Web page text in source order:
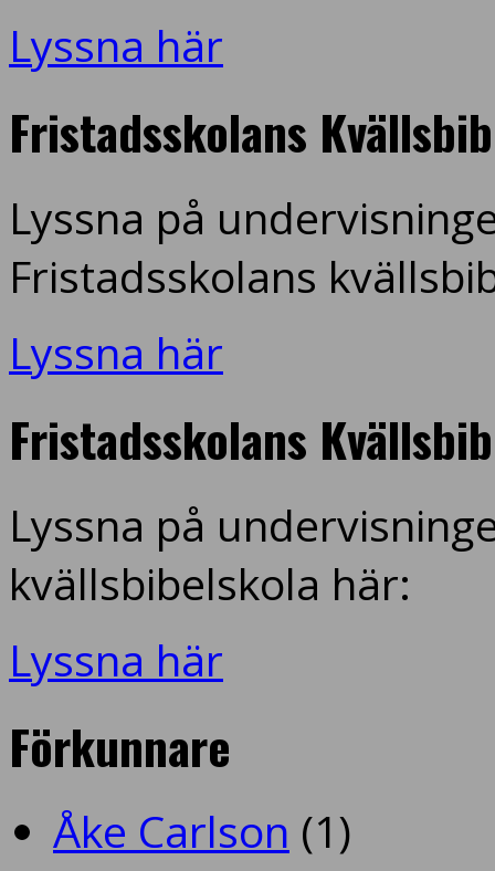
Lyssna här
Fristadsskolans
Lyssna på
Fristadsskolans
Lyssna här
Fristadsskolans
Lyssna på
kvällsbibelskola här:
Lyssna här
Förkunnare
Åke Carlson (1)